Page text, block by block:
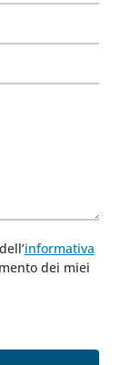
informativa
dei miei